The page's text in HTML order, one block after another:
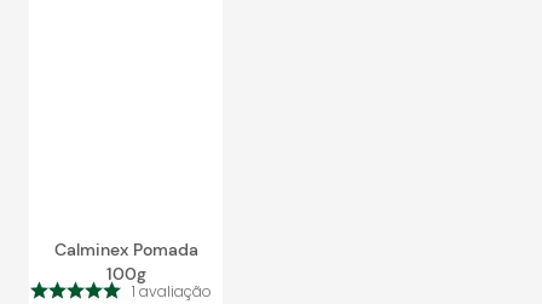
Calminex Pomada
100g
1 avaliação